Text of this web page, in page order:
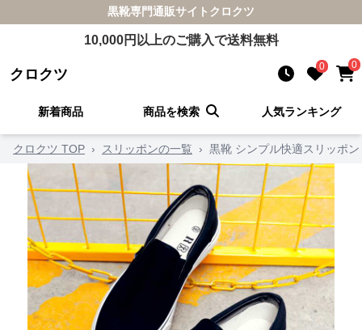
黒靴専門通販サイト クロクツ
10,000円以上のご購入で送料無料
クロクツ 0 0
新着商品 商品を検索 人気ランキング
クロクツ TOP › スリッポンの一覧 › 黒靴 シンプル快適スリッポン